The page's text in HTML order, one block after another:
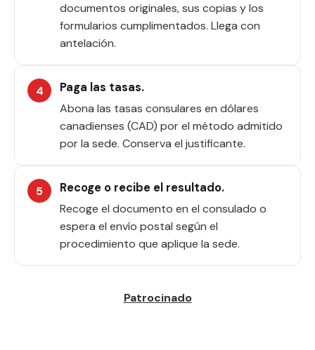
documentos originales, sus copias y los
formularios cumplimentados. Llega con
antelación.
Paga las tasas.
Abona las tasas consulares en dólares
canadienses (CAD) por el método admitido
por la sede. Conserva el justificante.
Recoge o recibe el resultado.
Recoge el documento en el consulado o
espera el envío postal según el
procedimiento que aplique la sede.